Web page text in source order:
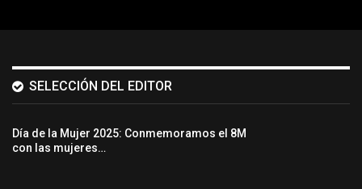
SELECCIÓN DEL EDITOR
Día de la Mujer 2025: Conmemoramos el 8M
con las mujeres…